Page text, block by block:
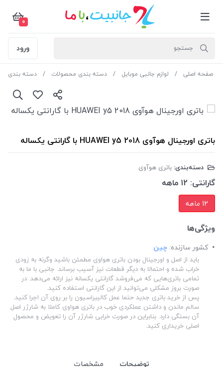
0
ورود
صفحه اصلی لوازم جانبی موبایل دسته بندی محصولات دسته بندی
باتری اورجینال هوآوی HUAWEI y5 2018 با گارانتی یکساله
دسته‌بندی: باتری هوآوی
گارانتی: 12 ماهه
12 ماهه
ویژگی‌ها
کشور سازنده: چین
باید از اصل و اورجینال بودن باتری هواوی مطمئن باشید وگرنه به زودی
خراب شده و احتمالا به دیگر قطعات نیز آسیب برساند. جانبی با ما به
تمامی باتری‌هایی که می‌فروشد گارانتی یکسانه نیز ارائه می‌دهد. در
صورت بروز مشکلی می‌توانید از این گارانتی استفاده کنید.
پس از خرید باتری جدید حتما عمل کالیبراسیون را بر روی آن اجرا کنید.
سالم ماندن و داشتن عملکردی خوب در باتری هواوی کاملا به شارژر اصل
آن بستگی دارد. بنابراین در صورت خرابی شارژر آن را تعویض و محصول
اصلی خریداری کنید.
توضیحات
مشخصات